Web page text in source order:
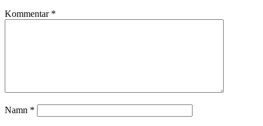
Kommentar *
Namn *